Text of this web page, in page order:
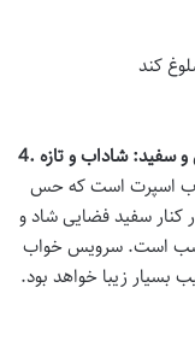
کند
4. و سفید: شاداب و تازه
اسپرت است که حس
کنار سفید فضایی شاد و
سرویس خواب
بسیار زیبا خواهد بود.